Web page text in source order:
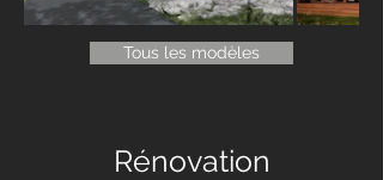
Tous les modèles
Rénovation